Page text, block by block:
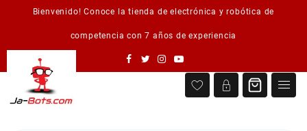
Bienvenido! Conoce la tienda de electrónica y robótica de
competencia con 7 años de experiencia